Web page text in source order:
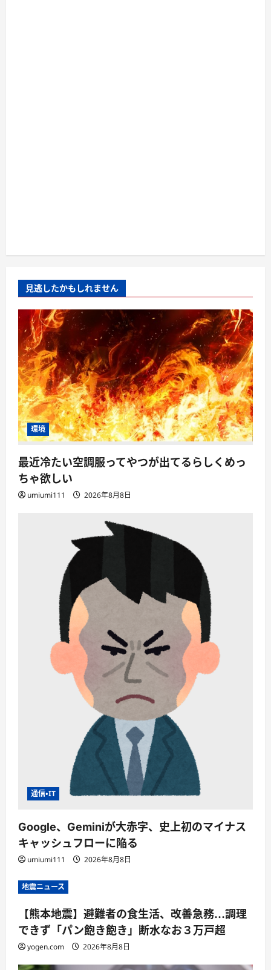
見逃したかもしれません
環境
最近冷たい空調服ってやつが出てるらしくめっ
ちゃ欲しい
umiumi111 2026年8月8日
通信・IT
Google、Geminiが大赤字、史上初のマイナス
キャッシュフローに陥る
umiumi111 2026年8月8日
地震ニュース
【熊本地震】避難者の食生活、改善急務…調理
できず「パン飽き飽き」断水なお３万戸超
yogen.com 2026年8月8日